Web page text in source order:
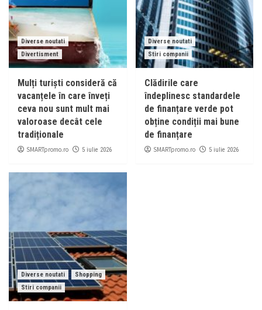
Diverse noutati
Divertisment
Mulți turiști consideră că
vacanțele în care înveți
ceva nou sunt mult mai
valoroase decât cele
tradiționale
SMARTpromo.ro 5 iulie 2026
Diverse noutati
Stiri companii
Clădirile care
îndeplinesc standardele
de finanțare verde pot
obține condiții mai bune
de finanțare
SMARTpromo.ro 5 iulie 2026
Diverse noutati
Shopping
Stiri companii